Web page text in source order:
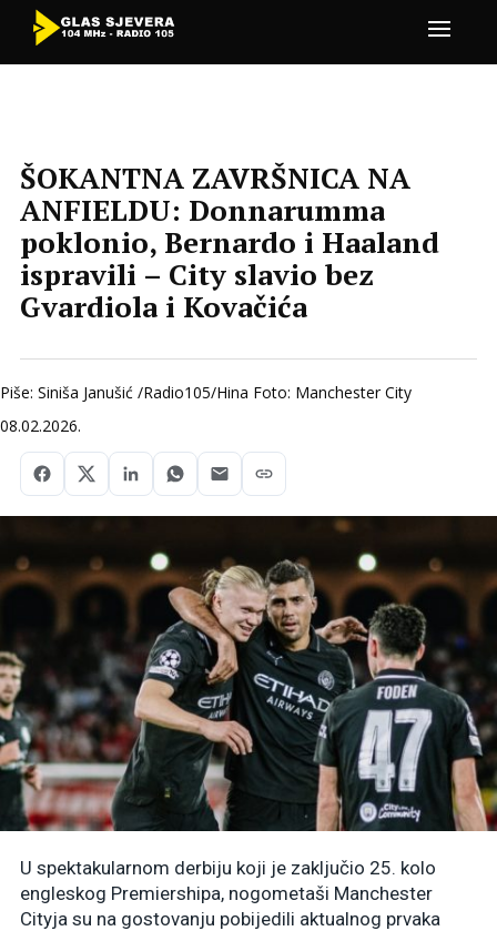
ŠOKANTNA ZAVRŠNICA NA
ANFIELDU: Donnarumma
poklonio, Bernardo i Haaland
ispravili – City slavio bez
Gvardiola i Kovačića
Piše: Siniša Janušić /Radio105/Hina Foto: Manchester City
08.02.2026.
U spektakularnom derbiju koji je zaključio 25. kolo
engleskog Premiershipa, nogometaši Manchester
Cityja su na gostovanju pobijedili aktualnog prvaka